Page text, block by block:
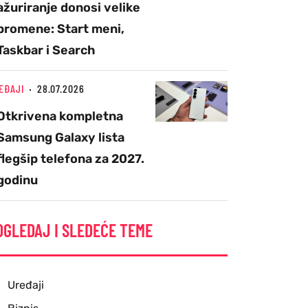
donosi velike
Start meni,
i Search
28.07.2026
kompletna
Galaxy lista
telefona za 2027.
I SLEDEĆE TEME
Uređaji